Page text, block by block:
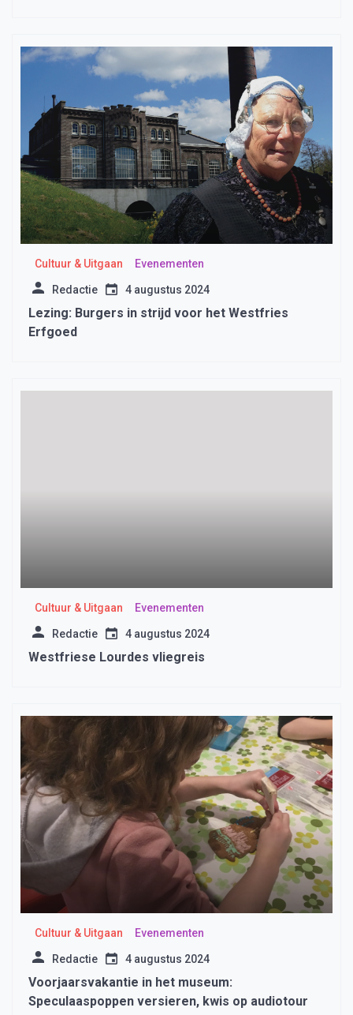
Cultuur & Uitgaan Evenementen
Redactie 4 augustus 2024
Lezing: Burgers in strijd voor het Westfries
Erfgoed
Cultuur & Uitgaan Evenementen
Redactie 4 augustus 2024
Westfriese Lourdes vliegreis
Cultuur & Uitgaan Evenementen
Redactie 4 augustus 2024
Voorjaarsvakantie in het museum:
Speculaaspoppen versieren, kwis op audiotour